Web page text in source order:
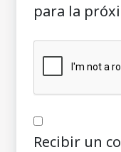
para la
Recibir un